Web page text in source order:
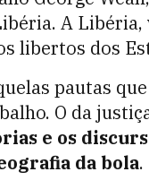
A
libertos dos
pautas
O da
e os
da bola.